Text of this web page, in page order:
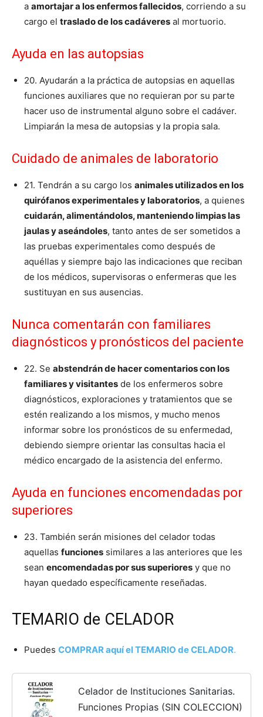
a amortajar a los enfermos fallecidos, corriendo a su
cargo el traslado de los cadáveres al mortuorio.
Ayuda en las autopsias
20. Ayudarán a la práctica de autopsias en aquellas
funciones auxiliares que no requieran por su parte
hacer uso de instrumental alguno sobre el cadáver.
Limpiarán la mesa de autopsias y la propia sala.
Cuidado de animales de laboratorio
21. Tendrán a su cargo los animales utilizados en los
quirófanos experimentales y laboratorios, a quienes
cuidarán, alimentándolos, manteniendo limpias las
jaulas y aseándoles, tanto antes de ser sometidos a
las pruebas experimentales como después de
aquéllas y siempre bajo las indicaciones que reciban
de los médicos, supervisoras o enfermeras que les
sustituyan en sus ausencias.
Nunca comentarán con familiares
diagnósticos y pronósticos del paciente
22. Se abstendrán de hacer comentarios con los
familiares y visitantes de los enfermeros sobre
diagnósticos, exploraciones y tratamientos que se
estén realizando a los mismos, y mucho menos
informar sobre los pronósticos de su enfermedad,
debiendo siempre orientar las consultas hacia el
médico encargado de la asistencia del enfermo.
Ayuda en funciones encomendadas por
superiores
23. También serán misiones del celador todas
aquellas funciones similares a las anteriores que les
sean encomendadas por sus superiores y que no
hayan quedado específicamente reseñadas.
TEMARIO de CELADOR
Puedes COMPRAR aquí el TEMARIO de CELADOR.
Celador de Instituciones Sanitarias.
Funciones Propias (SIN COLECCION)